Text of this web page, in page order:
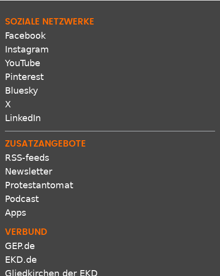
SOZIALE NETZWERKE
Facebook
Instagram
YouTube
Pinterest
Bluesky
X
LinkedIn
ZUSATZANGEBOTE
RSS-feeds
Newsletter
Protestantomat
Podcast
Apps
VERBUND
GEP.de
EKD.de
Gliedkirchen der EKD